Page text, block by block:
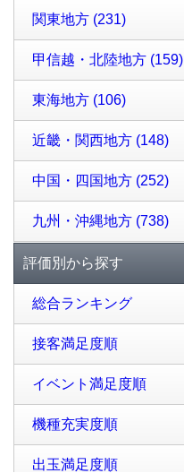
関東地方 (231)
甲信越・北陸地方 (159)
東海地方 (106)
近畿・関西地方 (148)
中国・四国地方 (252)
九州・沖縄地方 (738)
評価別から探す
総合ランキング
接客満足度順
イベント満足度順
機種充実度順
出玉満足度順